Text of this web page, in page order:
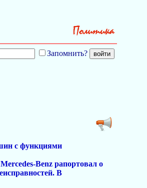
Запомнить?
с функциями
Benz рапортовал о
В